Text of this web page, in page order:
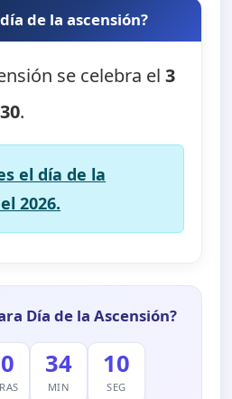
de la ascensión?
se celebra el3
.
el día de la
2026.
Día de la Ascensión?
34
MIN
09
SEG